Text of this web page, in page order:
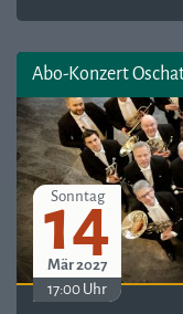
Abo-Konzert
Sonntag
14
Mär 2027
17:00 Uhr